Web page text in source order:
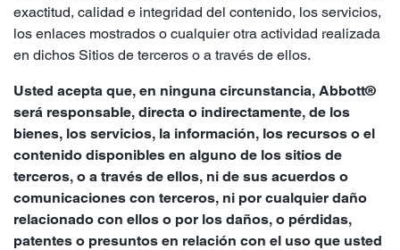
exactitud, calidad e integridad del contenido, los servicios,
los enlaces mostrados o cualquier otra actividad realizada
en dichos Sitios de terceros o a través de ellos.
Usted acepta que, en ninguna circunstancia, Abbott®
será responsable, directa o indirectamente, de los
bienes, los servicios, la información, los recursos o el
contenido disponibles en alguno de los sitios de
terceros, o a través de ellos, ni de sus acuerdos o
comunicaciones con terceros, ni por cualquier daño
relacionado con ellos o por los daños, o pérdidas,
patentes o presuntos en relación con el uso que usted